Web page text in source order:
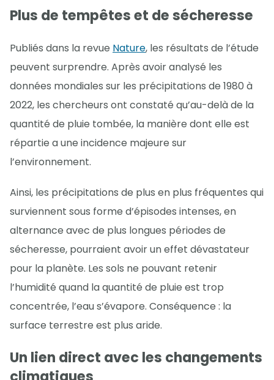
Plus de tempêtes et de sécheresse
Publiés dans la revue Nature, les résultats de l’étude
peuvent surprendre. Après avoir analysé les
données mondiales sur les précipitations de 1980 à
2022, les chercheurs ont constaté qu’au-delà de la
quantité de pluie tombée, la manière dont elle est
répartie a une incidence majeure sur
l’environnement.
Ainsi, les précipitations de plus en plus fréquentes qui
surviennent sous forme d’épisodes intenses, en
alternance avec de plus longues périodes de
sécheresse, pourraient avoir un effet dévastateur
pour la planète. Les sols ne pouvant retenir
l’humidité quand la quantité de pluie est trop
concentrée, l’eau s’évapore. Conséquence : la
surface terrestre est plus aride.
Un lien direct avec les changements